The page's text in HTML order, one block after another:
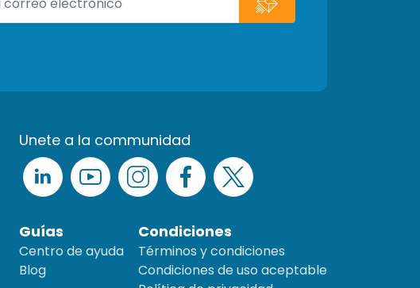
Unete a la communidad
Guías
Centro de ayuda
Blog
Condiciones
Términos y condiciones
Condiciones de uso aceptable